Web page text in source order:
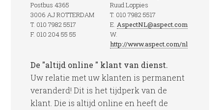
Postbus 4365
3006 AJ ROTTERDAM
T. 010 7982 5517
F. 010 204 55 55
Ruud Loppies
T. 010 7982 5517
E. AspectNL@aspect.com
W.
http://www.aspect.com/nl
De "altijd online " klant van dienst.
Uw relatie met uw klanten is permanent
veranderd! Dit is het tijdperk van de
klant. Die is altijd online en heeft de